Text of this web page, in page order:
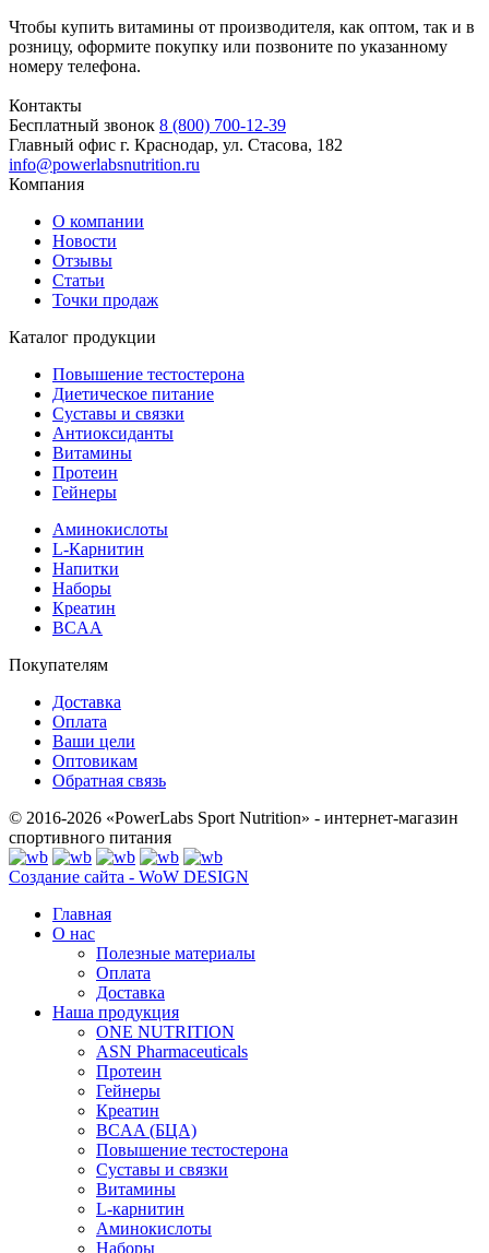
Чтобы купить витамины от производителя, как оптом, так и в
розницу, оформите покупку или позвоните по указанному
номеру телефона.
Контакты
Бесплатный звонок 8 (800) 700-12-39
Главный офис г. Краснодар, ул. Стасова, 182
info@powerlabsnutrition.ru
Компания
О компании
Новости
Отзывы
Статьи
Точки продаж
Каталог продукции
Повышение тестостерона
Диетическое питание
Суставы и связки
Антиоксиданты
Витамины
Протеин
Гейнеры
Аминокислоты
L-Карнитин
Напитки
Наборы
Креатин
BCAA
Покупателям
Доставка
Оплата
Ваши цели
Оптовикам
Обратная связь
© 2016-2026 «PowerLabs Sport Nutrition» - интернет-магазин
спортивного питания
Создание сайта - WoW DESIGN
Главная
О нас
Полезные материалы
Оплата
Доставка
Наша продукция
ONE NUTRITION
ASN Pharmaceuticals
Протеин
Гейнеры
Креатин
BCAA (БЦА)
Повышение тестостерона
Суставы и связки
Витамины
L-карнитин
Аминокислоты
Наборы